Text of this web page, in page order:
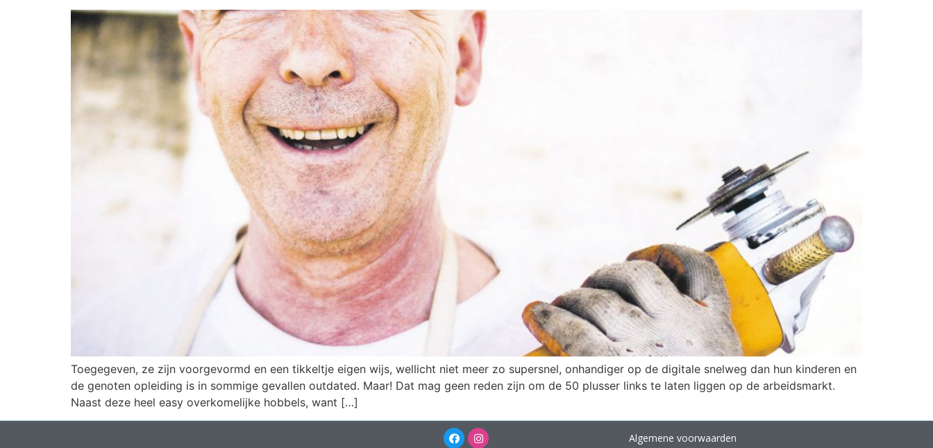
Toegegeven, ze zijn voorgevormd en een tikkeltje eigen wijs, wellicht niet meer zo supersnel, onhandiger op de digitale snelweg dan hun kinderen en
de genoten opleiding is in sommige gevallen outdated. Maar! Dat mag geen reden zijn om de 50 plusser links te laten liggen op de arbeidsmarkt.
Naast deze heel easy overkomelijke hobbels, want […]
Algemene voorwaarden